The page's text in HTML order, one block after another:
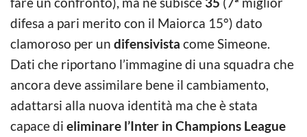
difesa a pari merito con il Maiorca 15°) dato
clamoroso per un difensivista come Simeone.
Dati che riportano l’immagine di una squadra che
ancora deve assimilare bene il cambiamento,
adattarsi alla nuova identità ma che è stata
capace di eliminare l’Inter in Champions League